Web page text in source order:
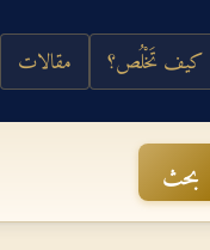
كيف تَخْلُص؟ مقالات
بحث